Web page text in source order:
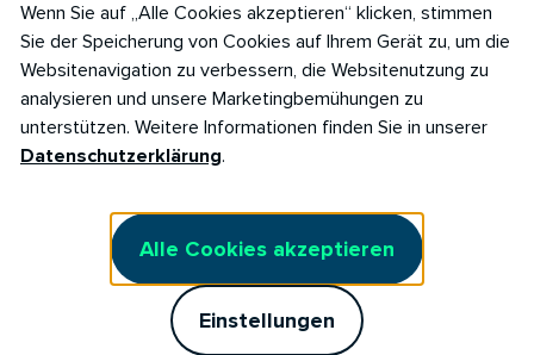
Copyright © 2026
RABOT Energy DE GmbH
Hopfenmarkt 33,
Wenn Sie auf „Alle Cookies akzeptieren“ klicken, stimmen
Sie der Speicherung von Cookies auf Ihrem Gerät zu, um die
Websitenavigation zu verbessern, die Websitenutzung zu
analysieren und unsere Marketingbemühungen zu
unterstützen. Weitere Informationen finden Sie in unserer
Datenschutzerklärung.
Alle Cookies akzeptieren
Einstellungen